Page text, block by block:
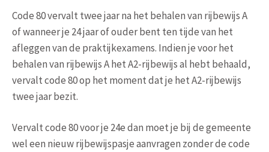
Code 80 vervalt twee jaar na het behalen van rijbewijs A
of wanneer je 24 jaar of ouder bent ten tijde van het
afleggen van de praktijkexamens. Indien je voor het
behalen van rijbewijs A het A2-rijbewijs al hebt behaald,
vervalt code 80 op het moment dat je het A2-rijbewijs
twee jaar bezit.
Vervalt code 80 voor je 24e dan moet je bij de gemeente
wel een nieuw rijbewijspasje aanvragen zonder de code